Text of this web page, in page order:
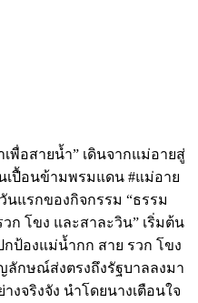
เพื่อสายน้ำ” เดินจากแม่อายสู่
เปื้อนข้ามพรมแดน #แม่อาย
นแรกของกิจกรรม “ธรรม
ก โขง และสาละวิน” เริ่มต้น
ป้องแม่น้ำกก สาย รวก โขง
ลักษณ์ส่งตรงถึงรัฐบาลลงมา
จริงจัง นำโดยนางเตือนใจ